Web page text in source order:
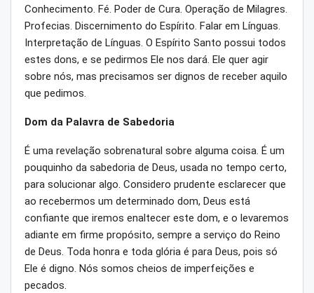
Conhecimento. Fé. Poder de Cura. Operação de Milagres.
Profecias. Discernimento do Espírito. Falar em Línguas.
Interpretação de Línguas. O Espírito Santo possui todos
estes dons, e se pedirmos Ele nos dará. Ele quer agir
sobre nós, mas precisamos ser dignos de receber aquilo
que pedimos.
Dom da Palavra de Sabedoria
É uma revelação sobrenatural sobre alguma coisa. É um
pouquinho da sabedoria de Deus, usada no tempo certo,
para solucionar algo. Considero prudente esclarecer que
ao recebermos um determinado dom, Deus está
confiante que iremos enaltecer este dom, e o levaremos
adiante em firme propósito, sempre a serviço do Reino
de Deus. Toda honra e toda glória é para Deus, pois só
Ele é digno. Nós somos cheios de imperfeições e
pecados.